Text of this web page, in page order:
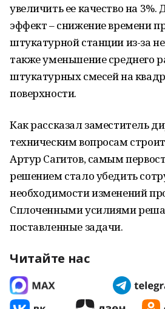
увеличить ее качество на
эффект – снижение времени
штукатурной станции из-за
также уменьшение среднего
штукатурных смесей на
поверхности.
Как рассказал заместитель
техническим вопросам
Артур Сагитов, самым
решением стало убедить
необходимости изменений
Сплоченными усилиями
поставленные задачи.
Читайте нас